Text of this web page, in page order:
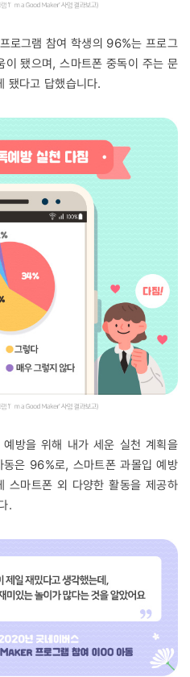
그램 참여 학생의 96%는 프로그
이 됐으며, 스마트폰 중독이 주는 문
됐다고 답했습니다.
방을 위해 내가 세운 실천 계획을
동은 96%로, 스마트폰 과몰입 예방
스마트폰 외 다양한 활동을 제공하
.